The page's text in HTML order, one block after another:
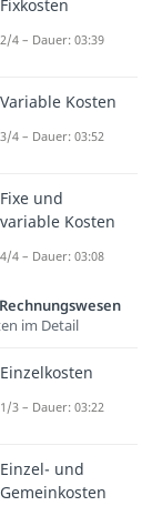
Lernen
Entdecke
Fixkosten
2/4 – Dauer: 03:39
Variable Kosten
3/4 – Dauer: 03:52
Fixe und
variable Kosten
4/4 – Dauer: 03:08
im Detail
Einzelkosten
1/3 – Dauer: 03:22
Einzel- und
Gemeinkosten